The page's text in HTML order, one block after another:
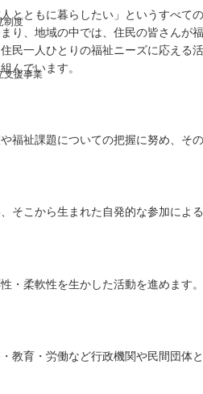
制度
支援事業
人とともに暮らしたい」というすべ
り、地域の中では、住民の皆さんが
民一人ひとりの福祉ニーズに応える
んでいます。
福祉課題についての把握に努め、そ
そこから生まれた自発的な参加によ
・柔軟性を生かした活動を進めます。
教育・労働など行政機関や民間団体